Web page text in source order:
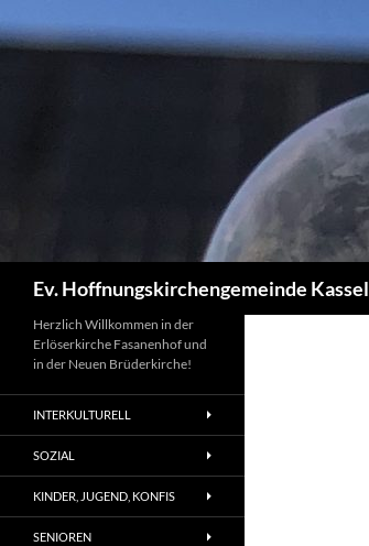
Inhalt
Ev. Hoffnungskirchengemeinde Kassel
Herzlich Willkommen in der
Erlöserkirche Fasanenhof und
in der Neuen Brüderkirche!
INTERKULTURELL
SOZIAL
KINDER, JUGEND, KONFIS
SENIOREN